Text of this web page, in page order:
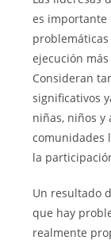
es importante
ejecución
Consideran
significativos
niñas, niños y
comunidades
la
Un resultado
que hay
realmente